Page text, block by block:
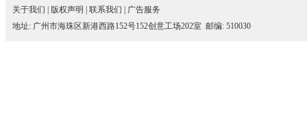
关于我们 版权声明 联系我们
广告服务
地址: 广州市海珠区新港西路152号152创意工场202室 邮编: 510030